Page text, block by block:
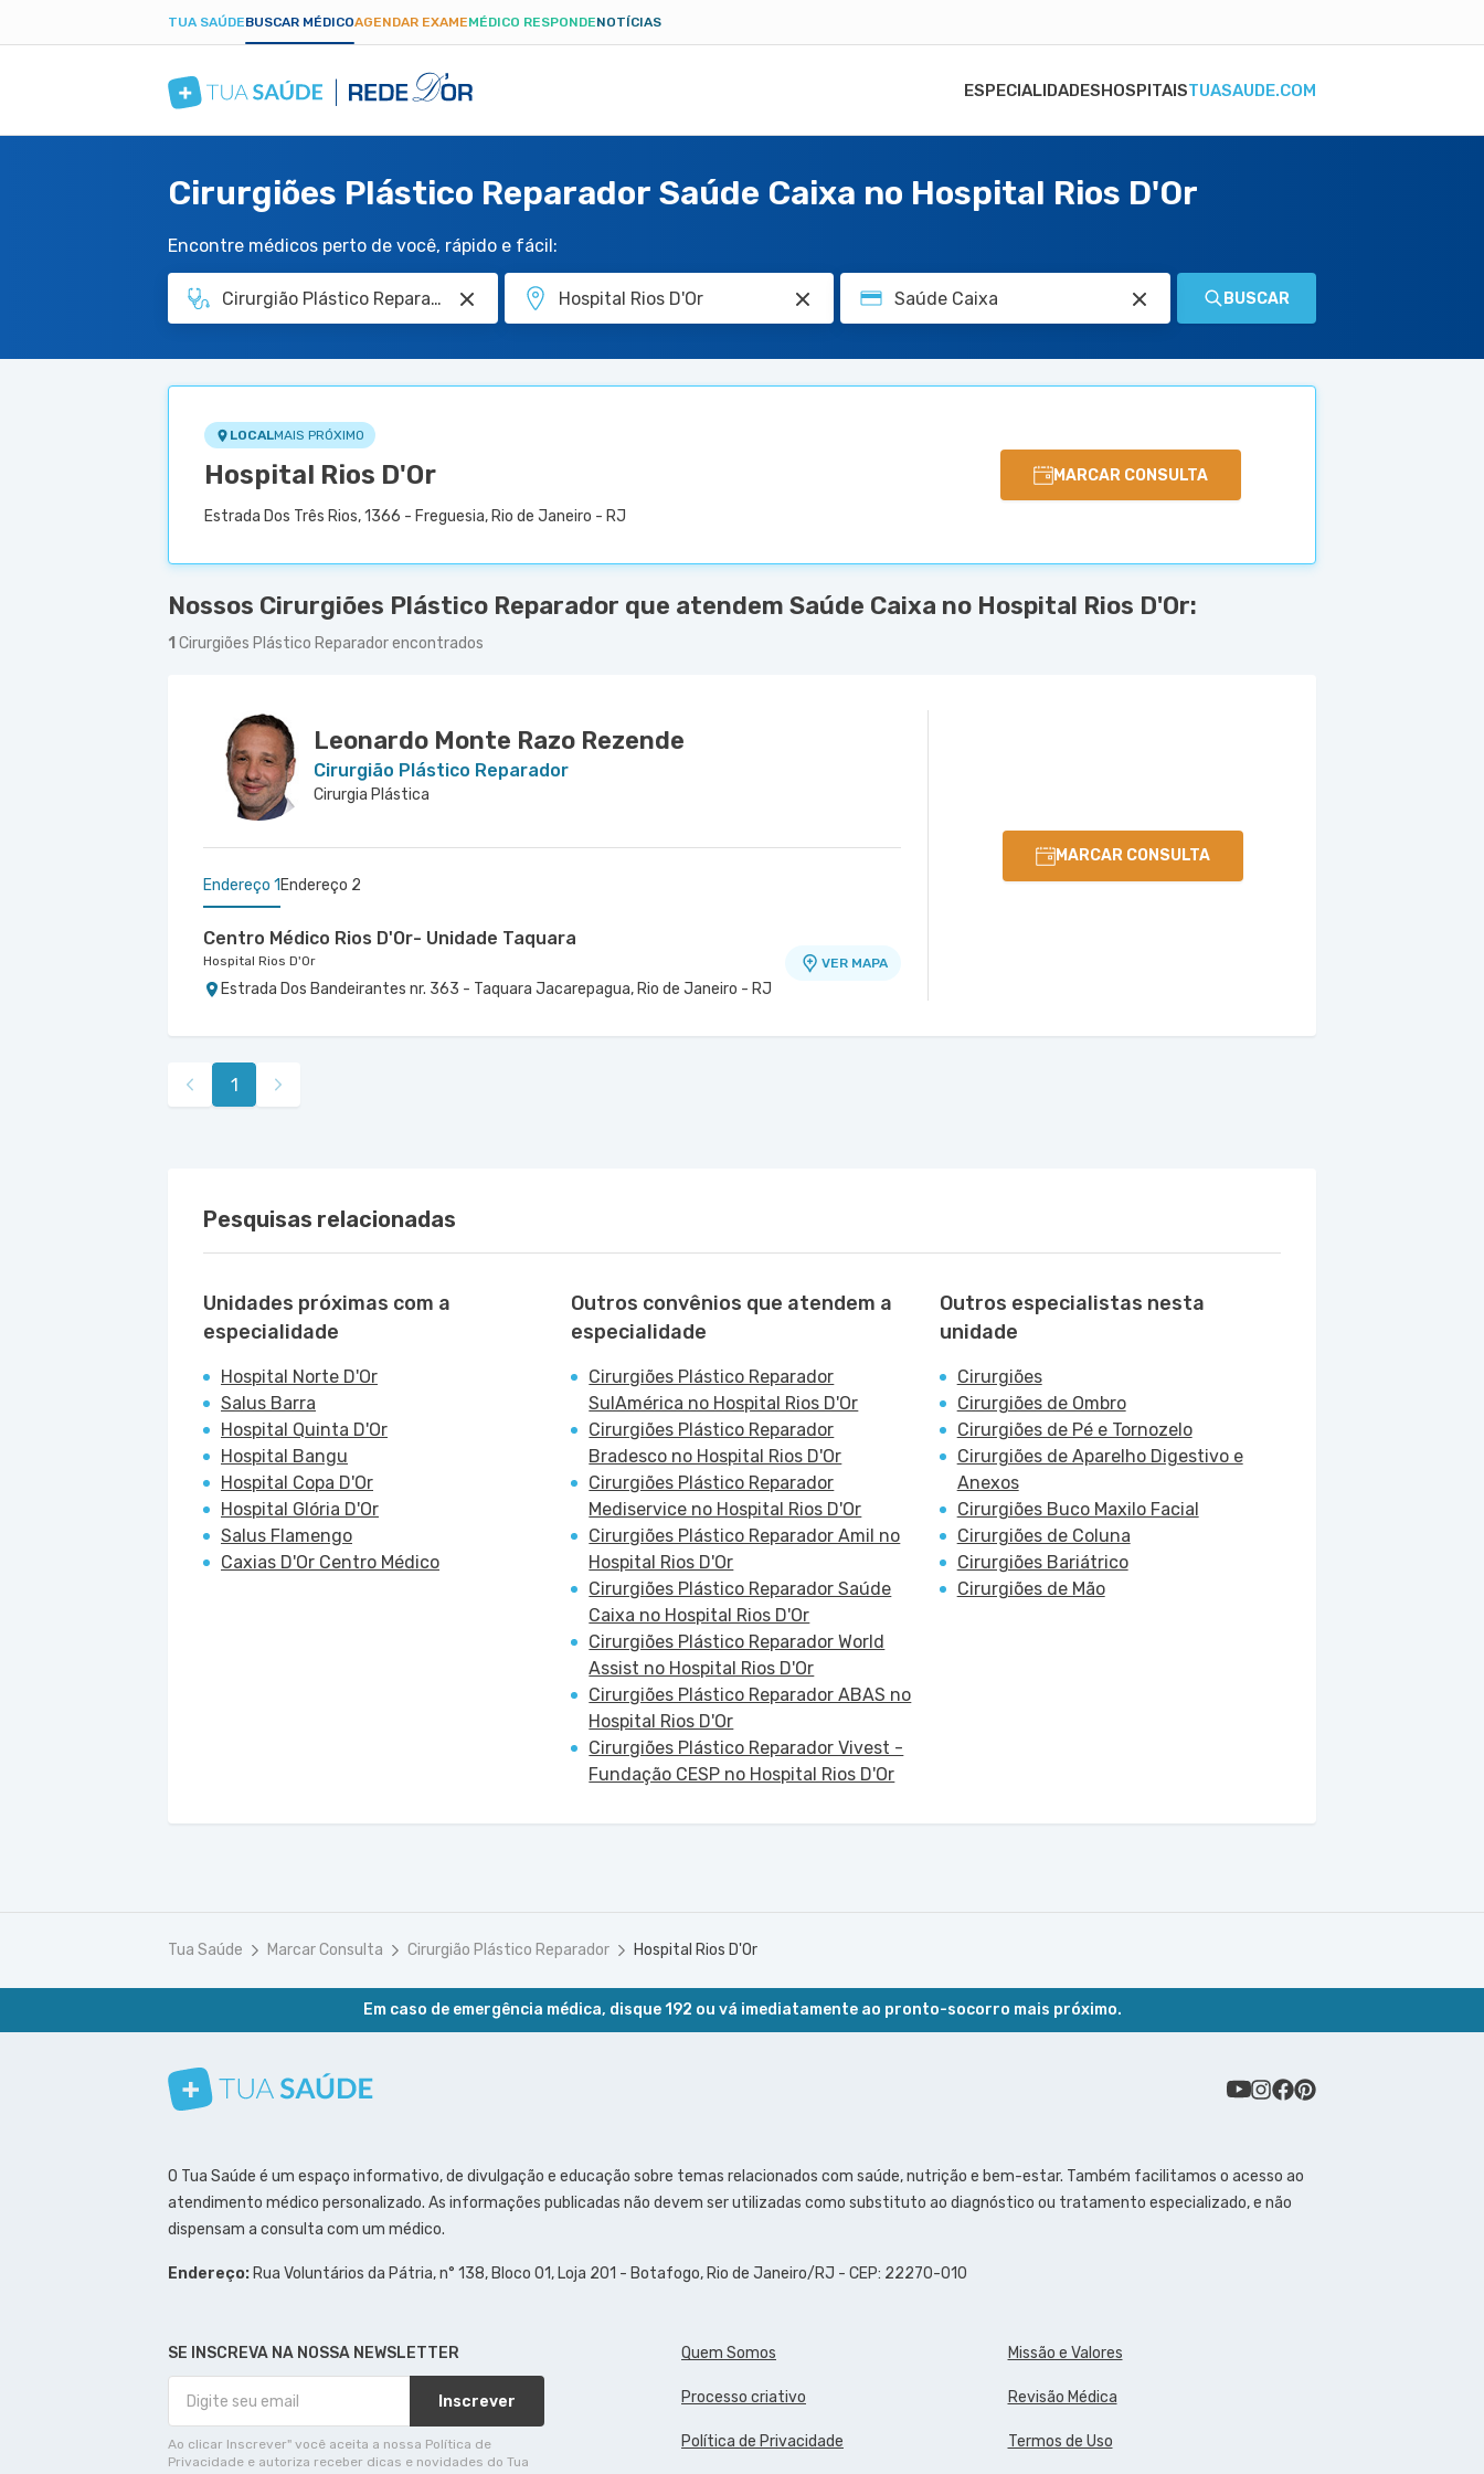
TUA SAÚDEBUSCAR MÉDICOAGENDAR EXAMEMÉDICO RESPONDENOTÍCIAS
ESPECIALIDADESHOSPITAISTUASAUDE.COM
Cirurgiões Plástico Reparador Saúde Caixa no Hospital Rios D'Or
Encontre médicos perto de você, rápido e fácil:
BUSCAR
LOCALMAIS PRÓXIMO
Hospital Rios D'Or
Estrada Dos Três Rios, 1366 - Freguesia, Rio de Janeiro - RJ
MARCAR CONSULTA
Nossos Cirurgiões Plástico Reparador que atendem Saúde Caixa no Hospital Rios D'Or:
1 Cirurgiões Plástico Reparador encontrados
Leonardo Monte Razo Rezende
Cirurgião Plástico Reparador
Cirurgia Plástica
MARCAR CONSULTA
Endereço 1 Endereço 2
Centro Médico Rios D'Or- Unidade Taquara
Hospital Rios D'Or
Estrada Dos Bandeirantes nr. 363 - Taquara Jacarepagua, Rio de Janeiro - RJ
VER MAPA
Salus Barra
Avenida Das Americas nr. 4666 3° Andar Centro Médico 1 - Salas 302 A2 -
Barra da Tijuca, Rio de Janeiro - RJ
1
Pesquisas relacionadas
Unidades próximas com a
especialidade
Hospital Norte D'Or
Salus Barra
Hospital Quinta D'Or
Hospital Bangu
Hospital Copa D'Or
Hospital Glória D'Or
Salus Flamengo
Caxias D'Or Centro Médico
Outros convênios que atendem a
especialidade
Cirurgiões Plástico Reparador
SulAmérica no Hospital Rios D'Or
Cirurgiões Plástico Reparador
Bradesco no Hospital Rios D'Or
Cirurgiões Plástico Reparador
Mediservice no Hospital Rios D'Or
Cirurgiões Plástico Reparador Amil no
Hospital Rios D'Or
Cirurgiões Plástico Reparador Saúde
Caixa no Hospital Rios D'Or
Cirurgiões Plástico Reparador World
Assist no Hospital Rios D'Or
Cirurgiões Plástico Reparador ABAS no
Hospital Rios D'Or
Cirurgiões Plástico Reparador Vivest -
Fundação CESP no Hospital Rios D'Or
Outros especialistas nesta
unidade
Cirurgiões
Cirurgiões de Ombro
Cirurgiões de Pé e Tornozelo
Cirurgiões de Aparelho Digestivo e
Anexos
Cirurgiões Buco Maxilo Facial
Cirurgiões de Coluna
Cirurgiões Bariátrico
Cirurgiões de Mão
Tua Saúde Marcar Consulta Cirurgião Plástico Reparador Hospital Rios D'Or
Em caso de emergência médica, disque 192 ou vá imediatamente ao pronto-socorro mais próximo.
Conheça nosso canal
Siga a gente no Instagram
Siga a gente no Facebook
Siga a gente no Pinterest
O Tua Saúde é um espaço informativo, de divulgação e educação sobre temas relacionados com saúde, nutrição e bem-estar. Também facilitamos o acesso ao
atendimento médico personalizado. As informações publicadas não devem ser utilizadas como substituto ao diagnóstico ou tratamento especializado, e não
dispensam a consulta com um médico.
Endereço: Rua Voluntários da Pátria, n° 138, Bloco 01, Loja 201 - Botafogo, Rio de Janeiro/RJ - CEP: 22270-010
SE INSCREVA NA NOSSA NEWSLETTER
Inscrever
Ao clicar Inscrever" você aceita a nossa Política de
Privacidade e autoriza receber dicas e novidades do Tua
Quem Somos Missão e Valores
Processo criativo Revisão Médica
Política de Privacidade Termos de Uso